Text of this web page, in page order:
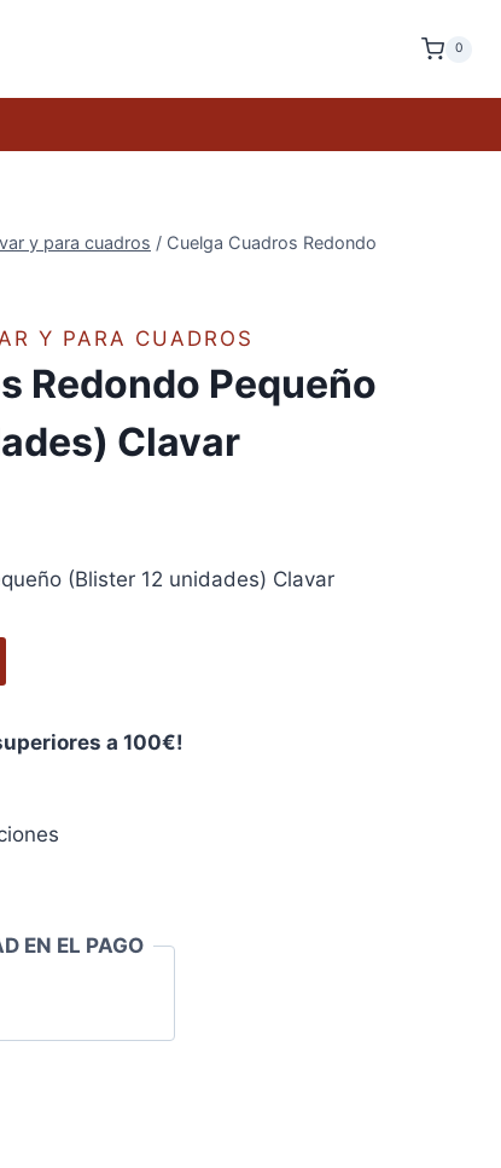
0
y para cuadros / Cuelga Cuadros Redondo
Y PARA CUADROS
Redondo Pequeño
Clavar
(Blister 12 unidades) Clavar
a 100€!
EN EL PAGO